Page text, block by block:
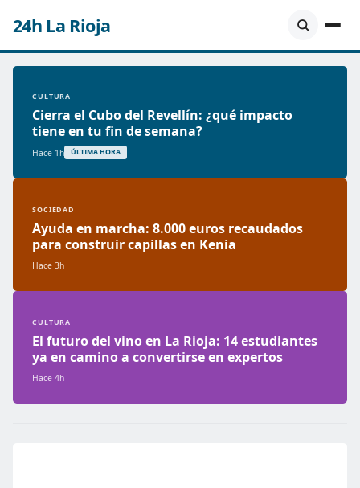
24h La Rioja
CULTURA
Cierra el Cubo del Revellín: ¿qué impacto
tiene en tu fin de semana?
Hace 1h ÚLTIMA HORA
SOCIEDAD
Ayuda en marcha: 8.000 euros recaudados
para construir capillas en Kenia
Hace 3h
CULTURA
El futuro del vino en La Rioja: 14 estudiantes
ya en camino a convertirse en expertos
Hace 4h